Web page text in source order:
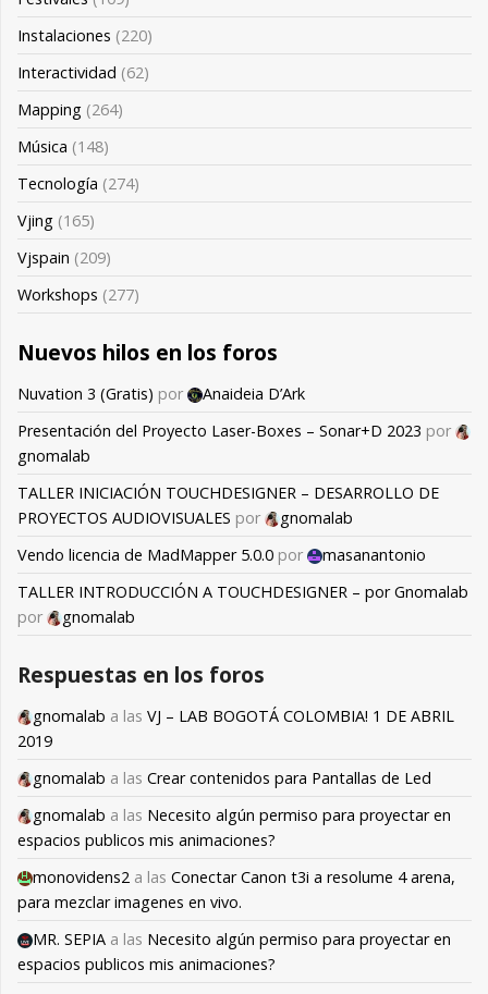
Instalaciones (220)
Interactividad (62)
Mapping (264)
Música (148)
Tecnología (274)
Vjing (165)
Vjspain (209)
Workshops (277)
Nuevos hilos en los foros
Nuvation 3 (Gratis) por
Anaideia D’Ark
Presentación del Proyecto Laser-Boxes – Sonar+D 2023 por
gnomalab
TALLER INICIACIÓN TOUCHDESIGNER – DESARROLLO DE
PROYECTOS AUDIOVISUALES por
gnomalab
Vendo licencia de MadMapper 5.0.0 por
masanantonio
TALLER INTRODUCCIÓN A TOUCHDESIGNER – por Gnomalab
por
gnomalab
Respuestas en los foros
gnomalab a las VJ – LAB BOGOTÁ COLOMBIA! 1 DE ABRIL
2019
gnomalab a las Crear contenidos para Pantallas de Led
gnomalab a las Necesito algún permiso para proyectar en
espacios publicos mis animaciones?
monovidens2 a las Conectar Canon t3i a resolume 4 arena,
para mezclar imagenes en vivo.
MR. SEPIA a las Necesito algún permiso para proyectar en
espacios publicos mis animaciones?